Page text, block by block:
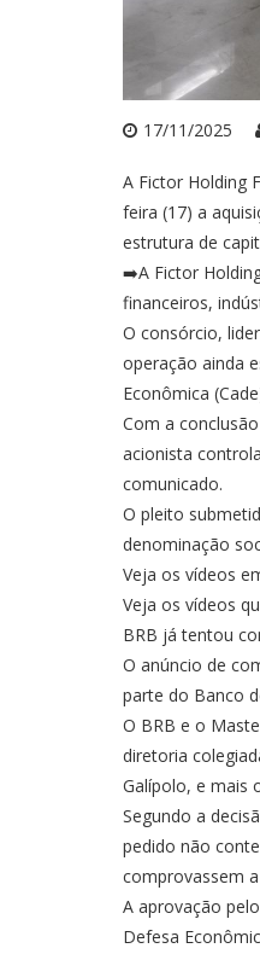
17/11/2025
A Fictor Holding
feira (17) a
estrutura de
➡️A Fictor
financeiros,
O consórcio,
operação ainda
Econômica
Com a
acionista
comunicado.
O pleito
denominação
Veja os vídeos
Veja os vídeos
BRB já tentou
O anúncio de
parte do Banco
O BRB e o
diretoria
Galípolo, e mais
Segundo a
pedido não
comprovassem
A aprovação
Defesa